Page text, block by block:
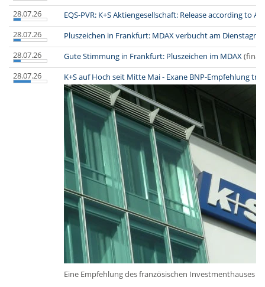
28.07.26
EQS-PVR: K+S Aktiengesellschaft: Release according
28.07.26
Pluszeichen in Frankfurt: MDAX verbucht am
28.07.26
Gute Stimmung in Frankfurt: Pluszeichen im MDAX
28.07.26
K+S auf Hoch seit Mitte Mai - Exane BNP-Empfehlung
Eine Empfehlung des französischen Investmenthauses